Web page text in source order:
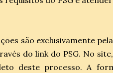
são exclusivamente
do link do PSG. No
deste processo. A